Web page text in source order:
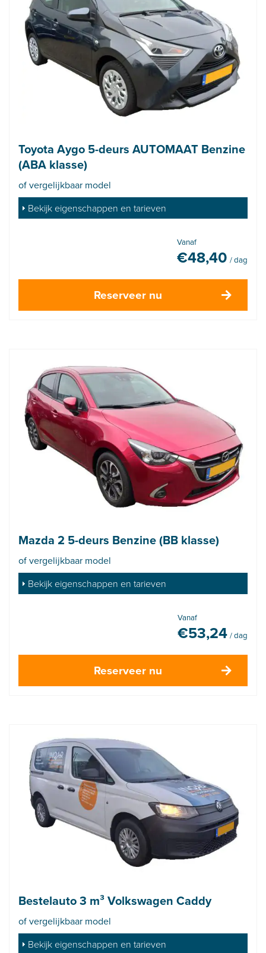
Toyota Aygo 5-deurs AUTOMAAT Benzine
(ABA klasse)
of vergelijkbaar model
Bekijk eigenschappen en tarieven
Vanaf
€48,40 / dag
Reserveer nu
Mazda 2 5-deurs Benzine (BB klasse)
of vergelijkbaar model
Bekijk eigenschappen en tarieven
Vanaf
€53,24 / dag
Reserveer nu
Bestelauto 3 m³ Volkswagen Caddy
of vergelijkbaar model
Bekijk eigenschappen en tarieven